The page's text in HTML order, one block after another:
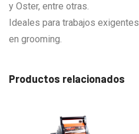
y Oster, entre otras.
Ideales para trabajos exigentes
en grooming.
Productos relacionados